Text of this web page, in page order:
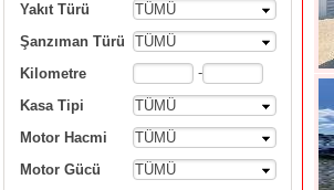
Yakıt Türü
TÜMÜ
Şanzıman Türü
TÜMÜ
Kilometre
-
Kasa Tipi
TÜMÜ
Motor Hacmi
TÜMÜ
Motor Gücü
TÜMÜ